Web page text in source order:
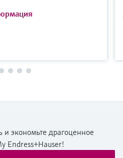
экономьте драгоценное
Endress+Hauser!